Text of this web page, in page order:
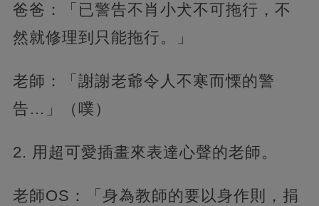
爸爸：「已警告不肖小犬不可拖行，不
然就修理到只能拖行。」
老師：「謝謝老爺令人不寒而慄的警
告…」（噗）
2. 用超可愛插畫來表達心聲的老師。
老師OS：「身為教師的要以身作則，捐